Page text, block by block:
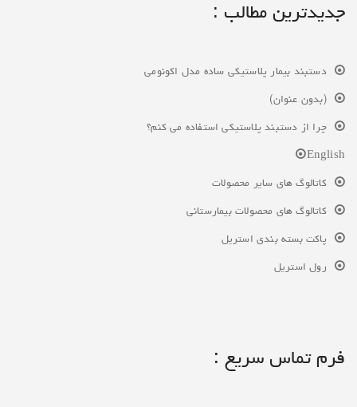
جدیدترین مطالب :
دستبند بیمار پلاستیکی ساده مدل اکونومی
(بدون عنوان)
چرا از دستبند پلاستیکی استفاده می کنم؟
English
کاتالوگ های سایر محصولات
کاتالوگ های محصولات بیمارستانی
پاکت بسته بندی استریل
رول استریل
فرم تماس سریع :